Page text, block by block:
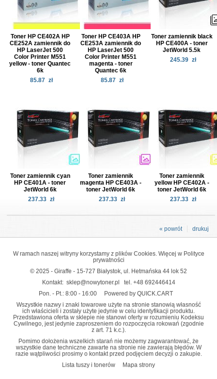
Toner HP CE402A HP
CE252A zamiennik do
HP LaserJet 500
Color Printer M551
yellow - toner Quantec
6k
85.87 zł
Toner HP CE403A HP
CE253A zamiennik do
HP LaserJet 500
Color Printer M551
magenta - toner
Quantec 6k
85.87 zł
Toner zamiennik black
HP CE400A - toner
JetWorld 5.5k
245.39 zł
Toner zamiennik cyan
HP CE401A - toner
JetWorld 6k
237.33 zł
Toner zamiennik
magenta HP CE403A -
toner JetWorld 6k
237.33 zł
Toner zamiennik
yellow HP CE402A -
toner JetWorld 6k
237.33 zł
drukuj
« powrót
W ramach naszej witryny korzystamy z plików Cookies. Więcej w Polityce
prywatności
© 2025 - Giraffe - 15-727 Białystok, ul. Hetmańska 44 lok 52
Kontakt: sklep@nowytoner.pl tel. +48 692446414
Pon. - Pt.: 8:00 - 16:00
Powered by QUICK.CART
Wszystkie nazwy i znaki towarowe użyte na stronie stanowią własność
ich właścicieli i zostały użyte jedynie w celu identyfikacji produktu.
Przedstawiona oferta w sklepie nie stanowi oferty w rozumieniu Kodeksu
Cywilnego, jest jedynie zaproszeniem do rozpoczęcia rokowań (zgodnie
z art. 71 k.c.).
Pomimo dołożenia wszelkich starań nie możemy zagwarantować, że
wszystkie dane techniczne zawarte na stronie nie zawierają błędów. W
razie wątpliwości prosimy o kontakt przed podjęciem decyzji o zakupie.
Lista tuszy i tonerów
Mapa strony